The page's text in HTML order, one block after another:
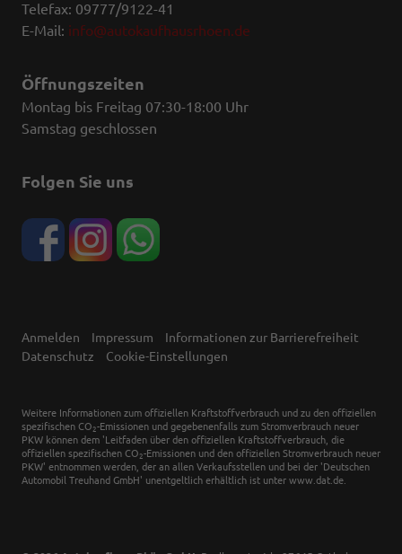
Telefax: 09777/9122-41
E-Mail: info@autokaufhausrhoen.de
Öffnungszeiten
Montag bis Freitag 07:30-18:00 Uhr
Samstag geschlossen
Folgen Sie uns
Anmelden Impressum
Informationen zur Barrierefreiheit
Datenschutz
Cookie-Einstellungen
Weitere Informationen zum offiziellen Kraftstoffverbrauch und zu den offiziellen
spezifischen CO 2-Emissionen und gegebenenfalls zum Stromverbrauch neuer
PKW können dem 'Leitfaden über den offiziellen Kraftstoffverbrauch, die
offiziellen spezifischen CO 2-Emissionen und den offiziellen Stromverbrauch neuer
PKW' entnommen werden, der an allen Verkaufsstellen und bei der 'Deutschen
Automobil Treuhand GmbH' unentgeltlich erhältlich ist unter www.dat.de.